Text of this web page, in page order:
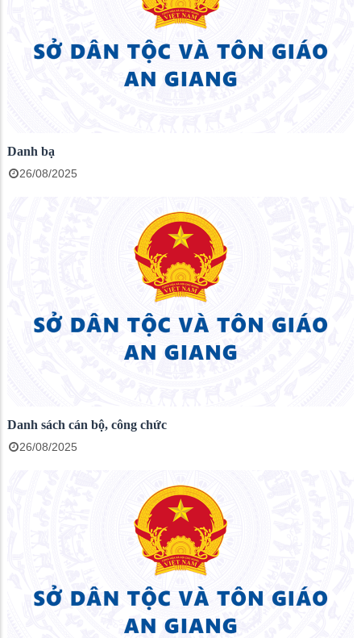
Danh bạ
26/08/2025
Danh sách cán bộ, công chức
26/08/2025